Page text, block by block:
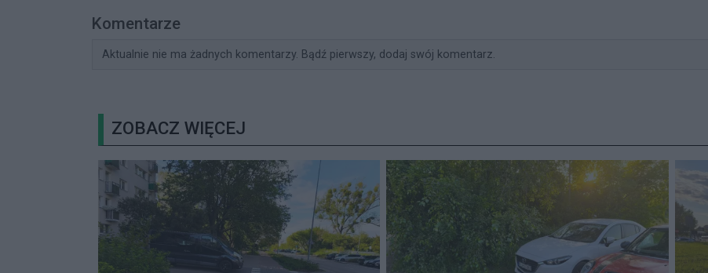
Komentarze
Aktualnie nie ma żadnych komentarzy. Bądź pierwszy, dodaj swój komentarz.
ZOBACZ WIĘCEJ